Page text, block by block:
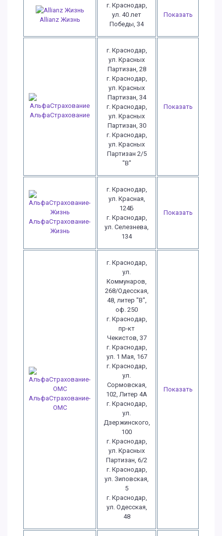
Allianz Жизнь
г. Краснодар,
ул. 40 лет
Победы, 34
Показать
АльфаСтрахование
г. Краснодар,
ул. Красных
Партизан, 28
г. Краснодар,
ул. Красных
Партизан, 34
г. Краснодар,
ул. Красных
Партизан, 30
г. Краснодар,
ул. Красных
Партизан 2/5
"В"
Показать
АльфаСтрахование-
Жизнь
г. Краснодар,
ул. Красная,
124Б
г. Краснодар,
ул. Селезнева,
134
Показать
АльфаСтрахование-
ОМС
г. Краснодар,
ул.
Коммунаров,
268/Одесская,
48, литер "В",
оф. 250
г. Краснодар,
пр-кт
Чекистов, 37
г. Краснодар,
ул. 1 Мая, 167
г. Краснодар,
ул.
Сормовская,
102, Литер 4А
г. Краснодар,
ул.
Дзержинского,
100
г. Краснодар,
ул. Красных
Партизан, 6/2
г. Краснодар,
ул. Зиповская,
5
г. Краснодар,
ул. Одесская,
48
Показать